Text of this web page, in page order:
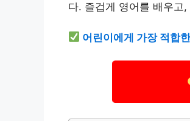
다. 즐겁게 영어를 배우고
어린이에게 가장 적합